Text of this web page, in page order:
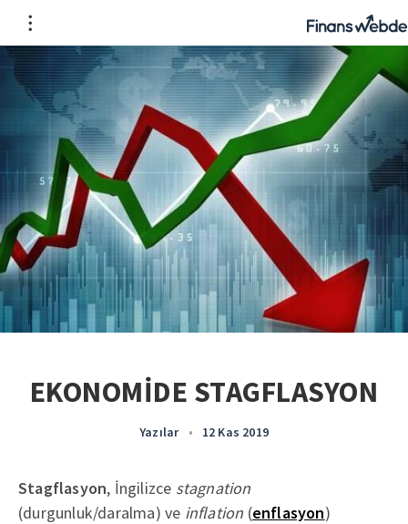
EKONOMİDE STAGFLASYON
Yazılar • 12 Kas 2019
Stagflasyon, İngilizce stagnation
(durgunluk/daralma) ve inflation (enflasyon)